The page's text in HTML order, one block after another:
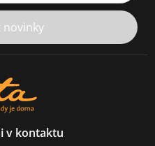
novinky
v kontaktu